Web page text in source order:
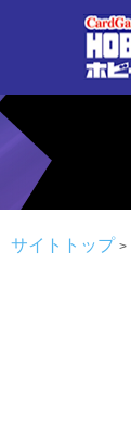
サイトトップ